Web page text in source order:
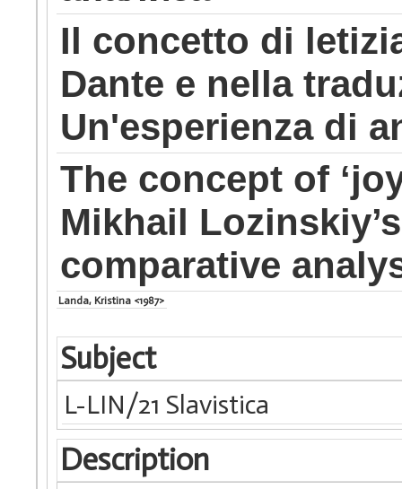
Il concetto di
Dante e nella
Un'esperienza di
The concept of
Mikhail
comparative
Landa, Kristina <1987>
Subject
L-LIN/21 Slavistica
Description